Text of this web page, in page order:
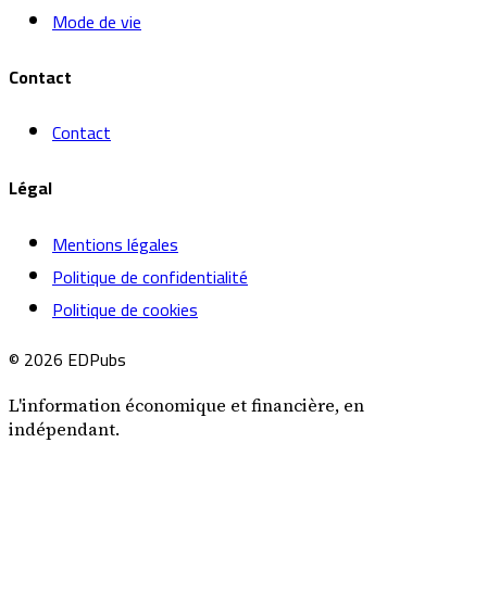
Mode de vie
Contact
Contact
Légal
Mentions légales
Politique de confidentialité
Politique de cookies
© 2026 EDPubs
L'information économique et financière, en
indépendant.